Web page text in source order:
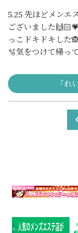
5.25 先ほどメンエ
ございました
っこドキドキした
🫧気をつけて帰っ
「れ